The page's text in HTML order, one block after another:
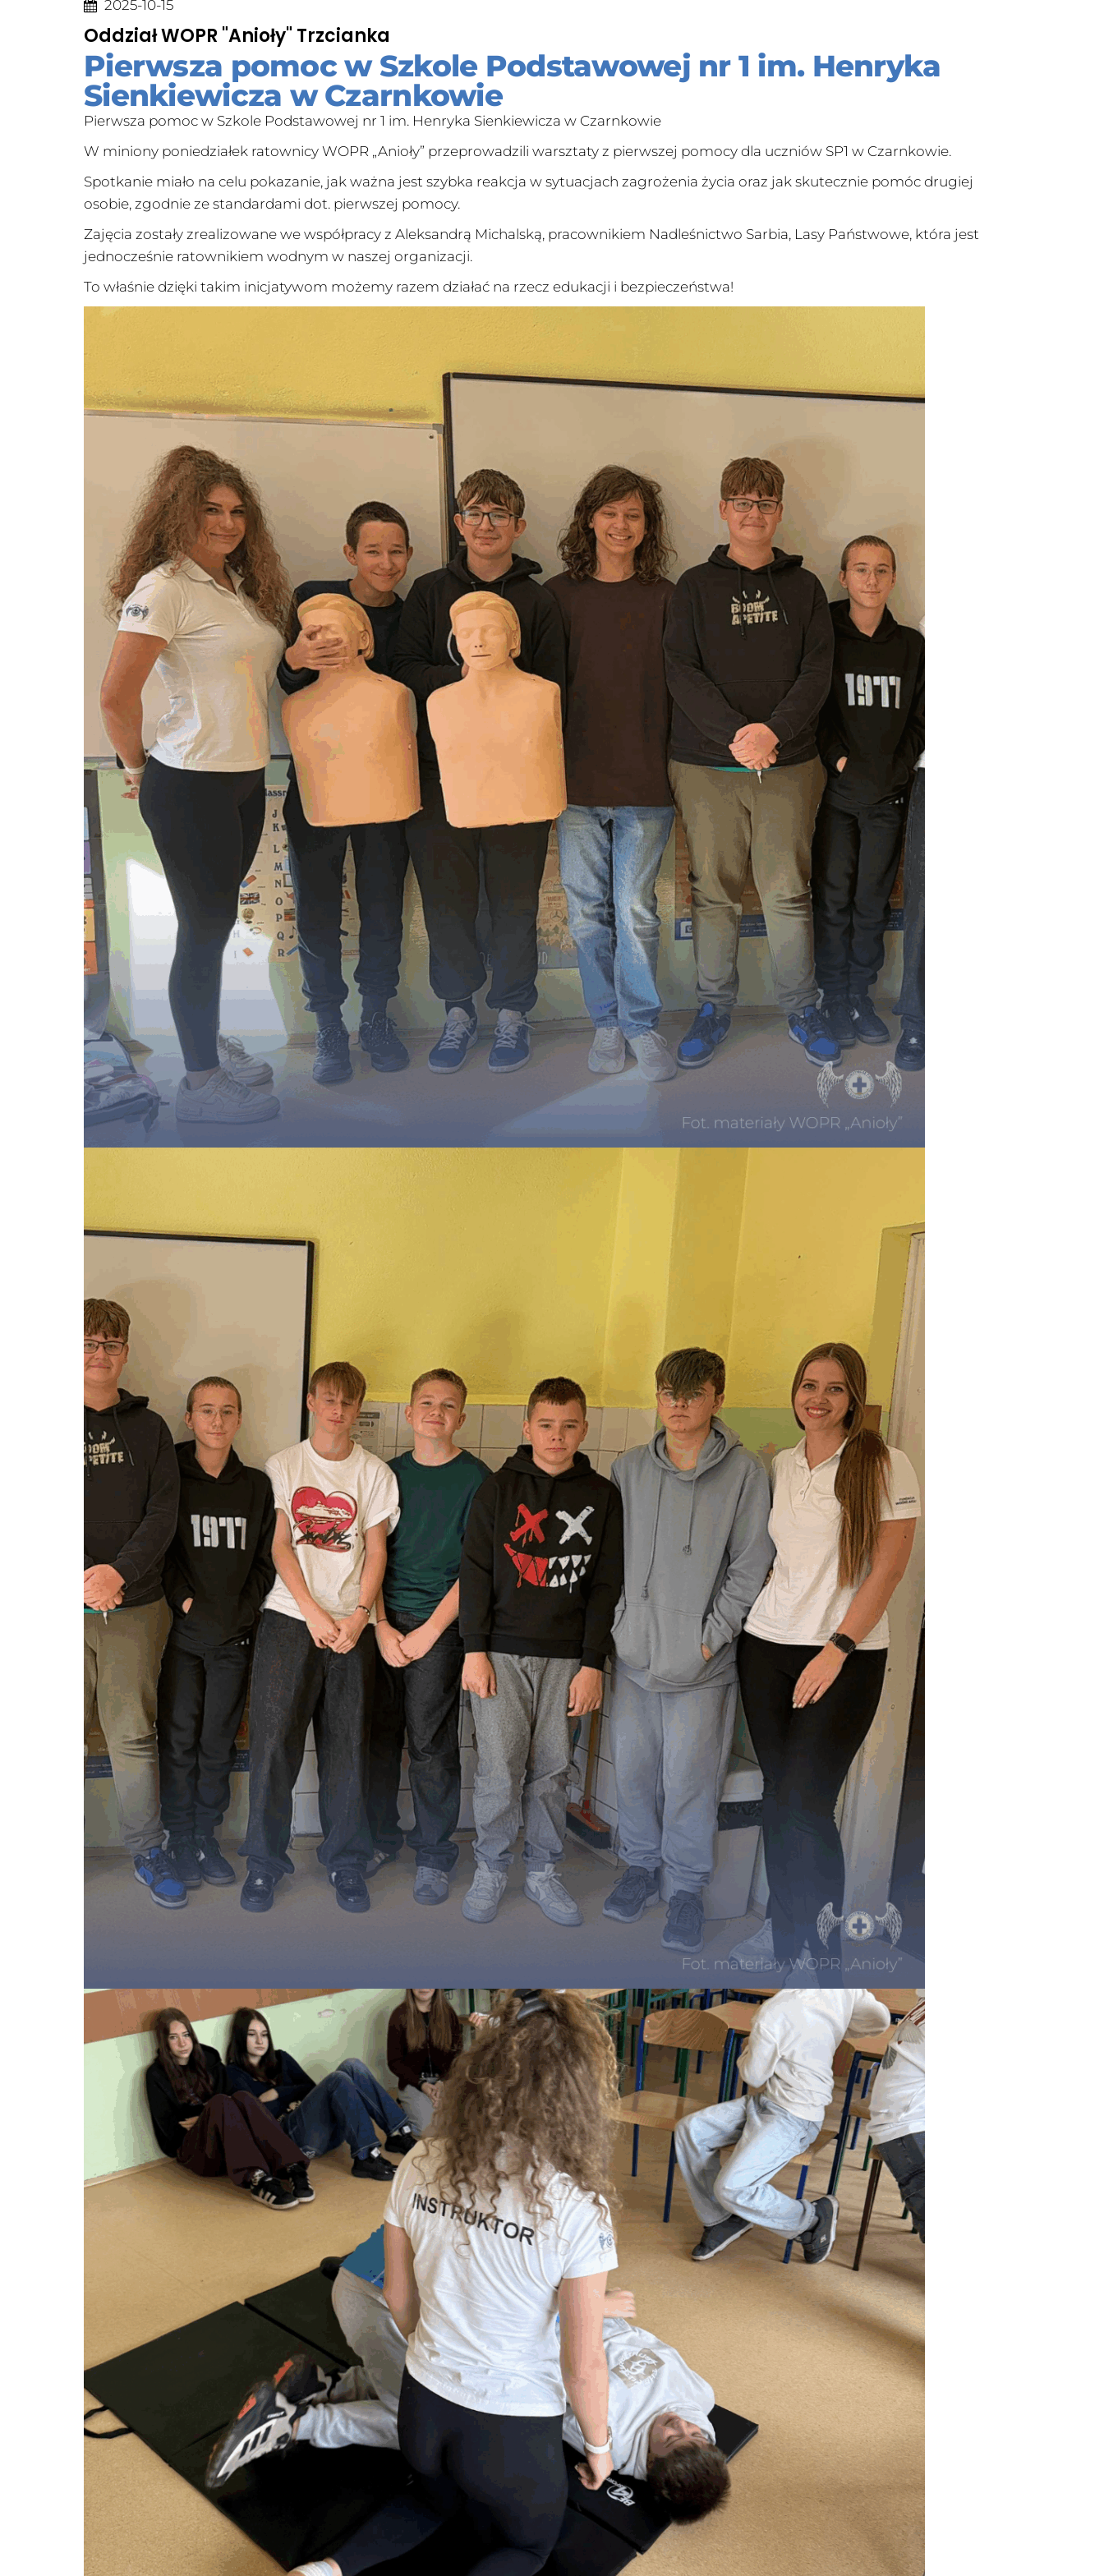
2025-10-15
Oddział WOPR "Anioły" Trzcianka
Pierwsza pomoc w Szkole Podstawowej nr 1 im. Henryka
Sienkiewicza w Czarnkowie
Pierwsza pomoc w Szkole Podstawowej nr 1 im. Henryka Sienkiewicza w Czarnkowie
W miniony poniedziałek ratownicy WOPR „Anioły” przeprowadzili warsztaty z pierwszej pomocy dla uczniów SP1 w Czarnkowie.
Spotkanie miało na celu pokazanie, jak ważna jest szybka reakcja w sytuacjach zagrożenia życia oraz jak skutecznie pomóc drugiej
osobie, zgodnie ze standardami dot. pierwszej pomocy.
Zajęcia zostały zrealizowane we współpracy z Aleksandrą Michalską, pracownikiem Nadleśnictwo Sarbia, Lasy Państwowe, która jest
jednocześnie ratownikiem wodnym w naszej organizacji.
To właśnie dzięki takim inicjatywom możemy razem działać na rzecz edukacji i bezpieczeństwa!